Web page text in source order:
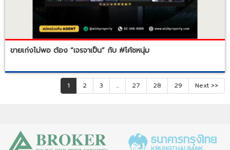
ขายเก่งไม่พอ ต้อง “เจรจาเป็น” กับ #โค้ชหนุ่ม
1 2 3 ... 27 28 29 Next >>